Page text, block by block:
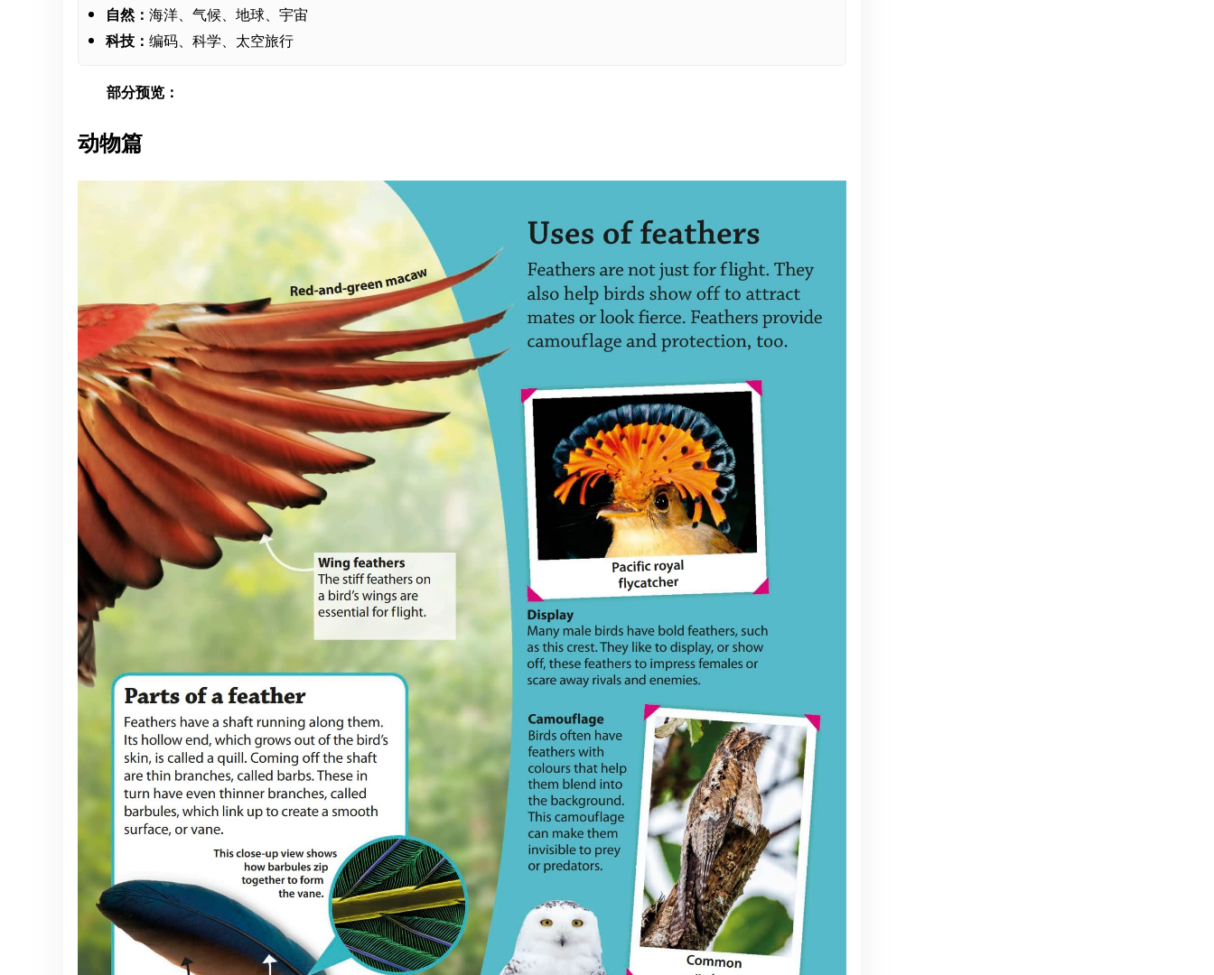
自然： 海洋、气候、地球、宇宙
科技： 编码、科学、太空旅行
部分预览：
动物篇